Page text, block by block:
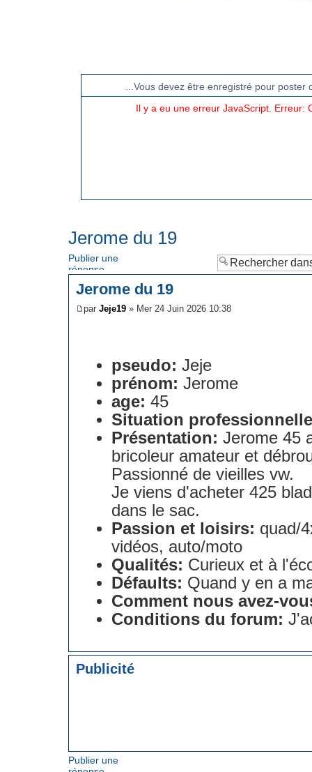
...Vous devez être enregistré pour
Il y a eu une erreur JavaScript. Erreur:
Jerome du 19
Publier une
réponse
Jerome du 19
par Jeje19 » Mer 24 Juin 2026 10:38
pseudo: Jeje
prénom: Jerome
age: 45
Situation
Présentation: Jerome 45
bricoleur amateur et
Passionné de vieilles vw.
Je viens d'acheter 425
dans le sac.
Passion et loisirs: quad/
vidéos, auto/moto
Qualités: Curieux et à
Défaults: Quand y en a
Comment nous avez-
Conditions du forum:
Publicité
Publier une